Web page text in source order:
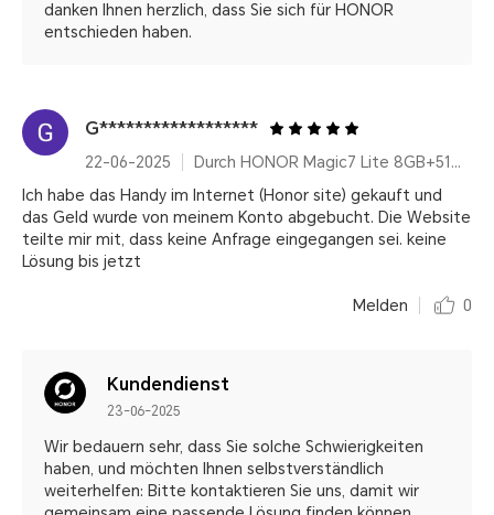
danken Ihnen herzlich, dass Sie sich für HONOR
entschieden haben.
G******************
22-06-2025
Durch HONOR Magic7 Lite 8GB+512GB
Ich habe das Handy im Internet (Honor site) gekauft und
das Geld wurde von meinem Konto abgebucht. Die Website
teilte mir mit, dass keine Anfrage eingegangen sei. keine
Lösung bis jetzt
Melden 0
Kundendienst
23-06-2025
Wir bedauern sehr, dass Sie solche Schwierigkeiten
haben, und möchten Ihnen selbstverständlich
weiterhelfen: Bitte kontaktieren Sie uns, damit wir